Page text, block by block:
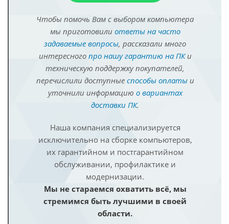
Чтобы помочь Вам с выбором компьютера
мы приготовили ответы на часто
задаваемые вопросы, рассказали много
интересного про нашу гарантию на ПКи
техническую поддержку покупателей,
перечислили доступные способы оплатыи
уточнили информацию о вариантах
доставки ПК.
Наша компания специализируется
исключительно на сборке компьютеров,
их гарантийном и постгарантийном
обслуживании, профилактике и
модернизации.
Мы не стараемся охватить всё, мы
стремимся быть лучшими в своей
области.